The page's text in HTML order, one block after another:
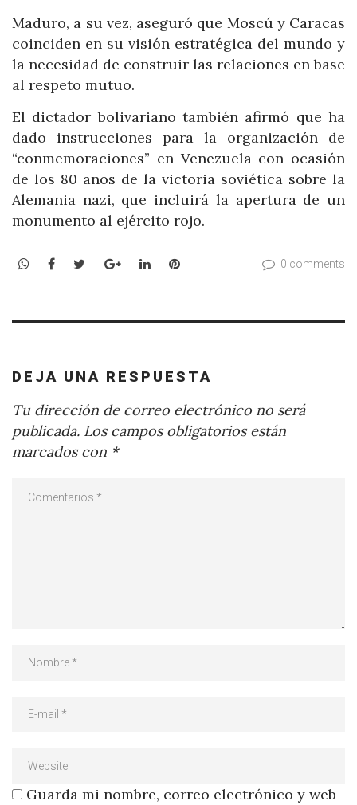
Maduro, a su vez, aseguró que Moscú y Caracas
coinciden en su visión estratégica del mundo y
la necesidad de construir las relaciones en base
al respeto mutuo.
El dictador bolivariano también afirmó que ha
dado instrucciones para la organización de
“conmemoraciones” en Venezuela con ocasión
de los 80 años de la victoria soviética sobre la
Alemania nazi, que incluirá la apertura de un
monumento al ejército rojo.
WhatsApp
Facebook
TwitterGoogle+LinkedInPinterest 0 comments
DEJA UNA RESPUESTA
Tu dirección de correo electrónico no será
publicada. Los campos obligatorios están
marcados con *
Guarda mi nombre, correo electrónico y web